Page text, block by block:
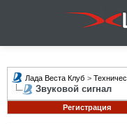
Лада Веста Клуб >
Звуковой сигнал
Регистрация